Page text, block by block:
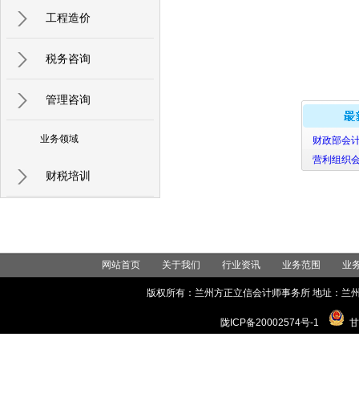
工程造价
税务咨询
管理咨询
业务领域
财税培训
网站首页 关于我们 行业资讯 业务范围 业
版权所有：兰州方正立信会计师事务所 地址：
陇ICP备20002574号-1
财政部会
营利组织